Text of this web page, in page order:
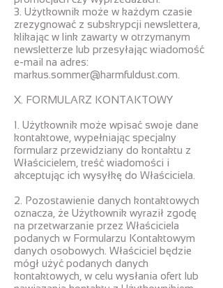
3. Użytkownik może w każdym czasie
zrezygnować z subskrypcji newslettera,
klikając w link zawarty w otrzymanym
newsletterze lub przesyłając wiadomość
e-mail na adres:
markus.sommer@harmfuldust.com
X. FORMULARZ KONTAKTOWY
1. Użytkownik może wpisać swoje dane
kontaktowe, wypełniając specjalny
formularz przewidziany do kontaktu z
Właścicielem, treść wiadomości i
akceptując ich wysyłkę do Właściciela.
2. Pozostawienie danych kontaktowych
oznacza, że Użytkownik wyraził zgodę
na przetwarzanie przez Właściciela
podanych w Formularzu Kontaktowym
danych osobowych. Właściciel będzie
mógł użyć podanych danych
kontaktowych, w celu wysłania ofert lub